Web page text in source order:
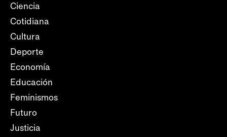
Ciencia
Cotidiana
Cultura
Deporte
Economía
Educación
Feminismos
Futuro
Justicia